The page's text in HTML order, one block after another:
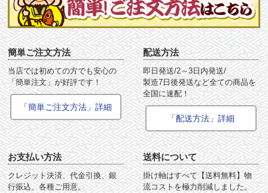
簡単ご注文方法
当店では初めての方でも安心の
「簡単注文」が好評です！
「簡単ご注文方法」詳細
配送方法
即日発送/2～3日内発送/
製造7日後発送など全ての商品を
全国に速配！
「配送方法」詳細
お支払い方法
クレジット決済、代金引換、銀
行振込、各種ご用意。
送料について
掛け軸はすべて【送料無料】物
流コストを極力削減しました。